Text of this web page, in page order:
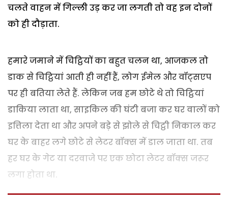
चलते वाहन में गिल्ली उड़ कर जा लगती तो वह इन दोनों
को ही दौड़ाता.
हमारे जमाने में चिट्ठियों का बहुत चलन था, आजकल तो
डाक से चिट्ठियां आती ही नहीं हैं, लोग ईमेल और वॉट्सएप
पर ही बतिया लेते हैं. लेकिन जब हम छोटे थे तो चिट्ठियां
डाकिया लाता था, साइकिल की घंटी बजा कर घर वालों को
इत्तिला देता था और अपने बड़े से झोले से चिट्ठी निकाल कर
घर के बाहर लगे छोटे से लेटर बॉक्स में डाल जाता था. तब
हर घर के गेट या दरवाजे पर एक छोटा लेटर बॉक्स जरूर
लगा होता था.